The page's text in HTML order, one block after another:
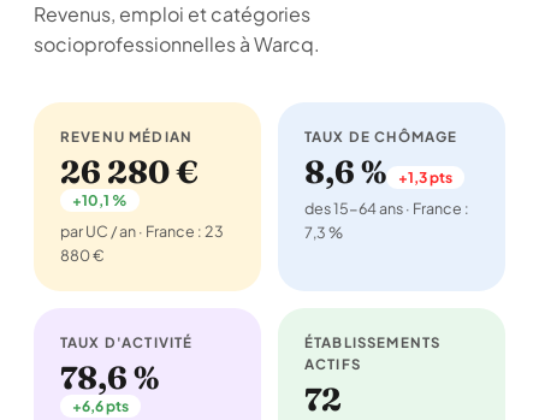
Revenus, emploi et catégories
socioprofessionnelles à Warcq.
REVENU MÉDIAN
26 280 €
+10,1 %
par UC / an · France : 23
880 €
TAUX DE CHÔMAGE
8,6 % +1,3 pts
des 15-64 ans · France :
7,3 %
TAUX D'ACTIVITÉ
78,6 %
+6,6 pts
ÉTABLISSEMENTS
ACTIFS
72